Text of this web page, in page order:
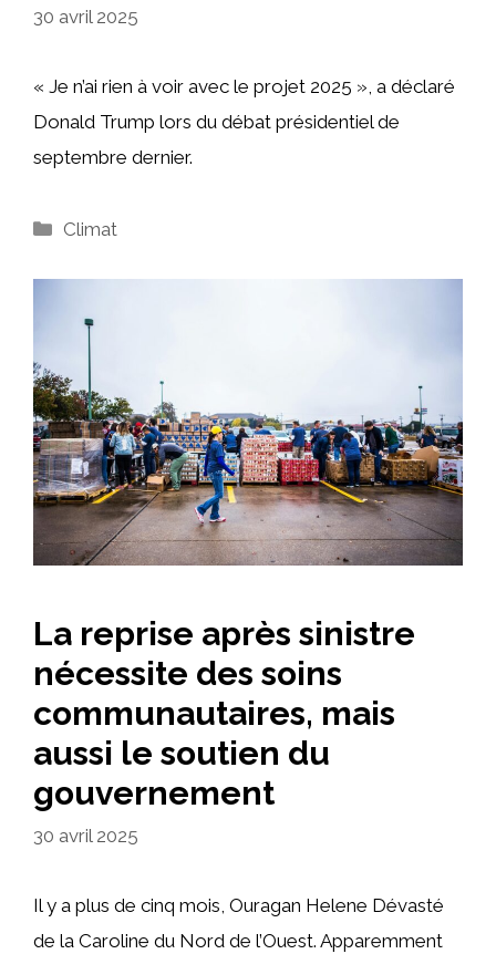
30 avril 2025
« Je n’ai rien à voir avec le projet 2025 », a déclaré
Donald Trump lors du débat présidentiel de
septembre dernier.
Catégories
Climat
La reprise après sinistre
nécessite des soins
communautaires, mais
aussi le soutien du
gouvernement
30 avril 2025
Il y a plus de cinq mois, Ouragan Helene Dévasté
de la Caroline du Nord de l’Ouest. Apparemment